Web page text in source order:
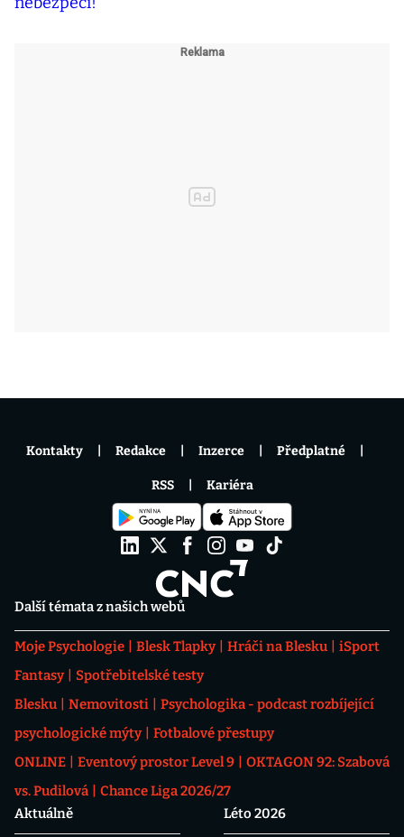
Další témata z našich webů
Moje Psychologie Blesk Tlapky Hráči na Blesku
iSport
Fantasy
Spotřebitelské testy
Blesku
Nemovitosti
Psychologika - podcast rozbíjející
psychologické mýty
Fotbalové přestupy
ONLINE
Eventový prostor Level 9
OKTAGON 92: Szabová
vs. Pudilová
Chance Liga 2026/27
Aktuálně
Léto 2026
Kontakty Redakce Inzerce Předplatné
RSS Kariéra